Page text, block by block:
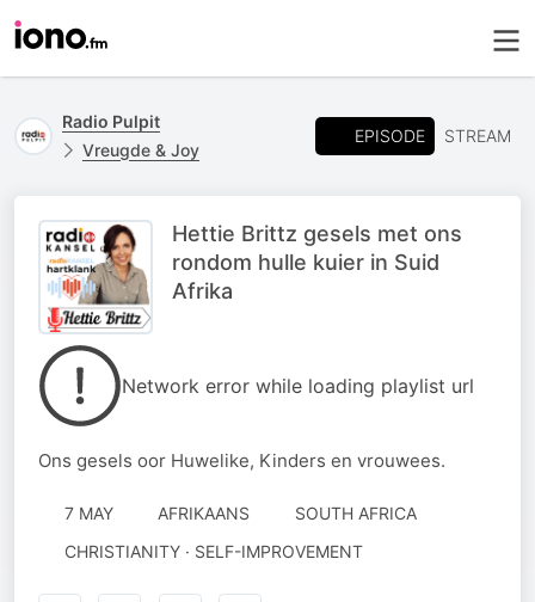
Radio Pulpit
Vreugde & Joy
EPISODE STREAM
Hettie Brittz gesels met ons
rondom hulle kuier in Suid
Afrika
Network error while loading playlist url
Ons gesels oor Huwelike, Kinders en vrouwees.
7 MAY AFRIKAANS
SOUTH AFRICA
CHRISTIANITY · SELF-IMPROVEMENT